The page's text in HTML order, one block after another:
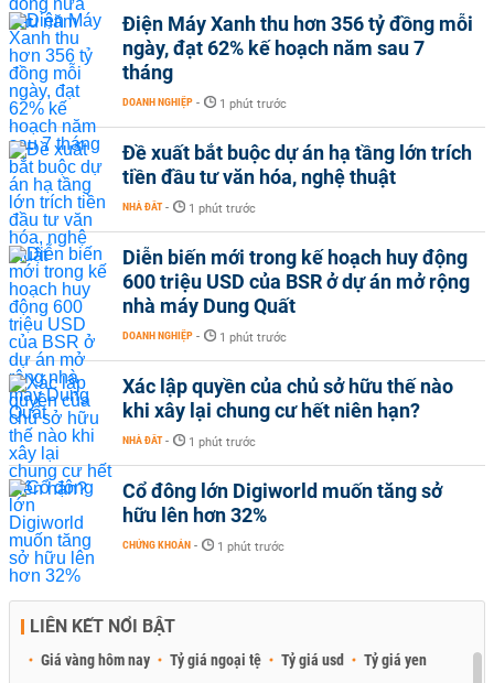
Điện Máy Xanh thu hơn 356 tỷ đồng mỗi
ngày, đạt 62% kế hoạch năm sau 7
tháng
DOANH NGHIỆP - 1 phút trước
Đề xuất bắt buộc dự án hạ tầng lớn trích
tiền đầu tư văn hóa, nghệ thuật
NHÀ ĐẤT - 1 phút trước
Diễn biến mới trong kế hoạch huy động
600 triệu USD của BSR ở dự án mở rộng
nhà máy Dung Quất
DOANH NGHIỆP - 1 phút trước
Xác lập quyền của chủ sở hữu thế nào
khi xây lại chung cư hết niên hạn?
NHÀ ĐẤT - 1 phút trước
Cổ đông lớn Digiworld muốn tăng sở
hữu lên hơn 32%
CHỨNG KHOÁN - 1 phút trước
LIÊN KẾT NỔI BẬT
Giá vàng hôm nay Tỷ giá ngoại tệ Tỷ giá usd Tỷ giá yen